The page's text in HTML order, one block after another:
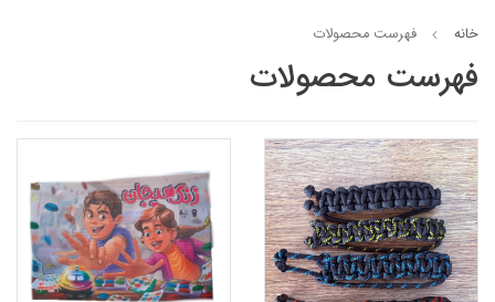
خانه فهرست محصولات
فهرست محصولات